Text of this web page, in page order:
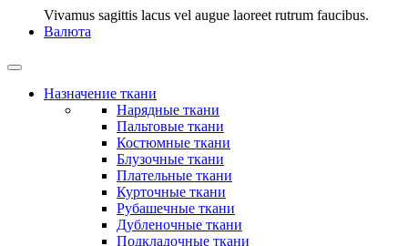
Vivamus sagittis lacus vel augue laoreet rutrum faucibus.
Валюта
Назначение ткани
Нарядные ткани
Пальтовые ткани
Костюмные ткани
Блузочные ткани
Плательные ткани
Курточные ткани
Рубашечные ткани
Дубленочные ткани
Подкладочные ткани